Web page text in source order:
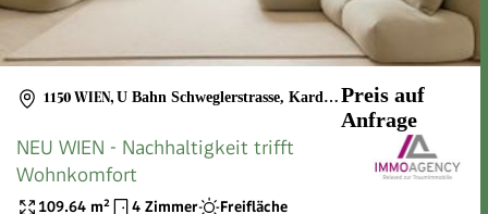
1150 WIEN, U Bahn Schweglerstrasse, Kardinal Rauscher Platz
Preis auf
Anfrage
NEU WIEN - Nachhaltigkeit trifft
Wohnkomfort
109.64 m² 4 Zimmer Freifläche